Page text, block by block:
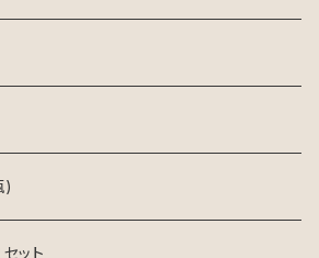
)
ット